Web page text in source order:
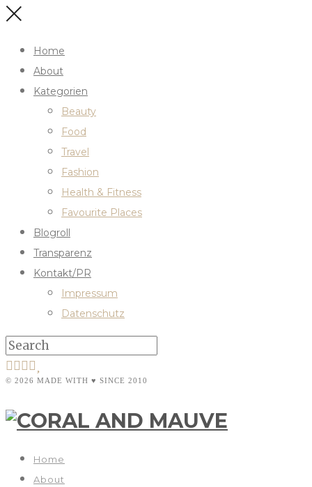
Home
About
Kategorien
Beauty
Food
Travel
Fashion
Health & Fitness
Favourite Places
Blogroll
Transparenz
Kontakt/PR
Impressum
Datenschutz
© 2026 MADE WITH ♥ SINCE 2010
Home
About